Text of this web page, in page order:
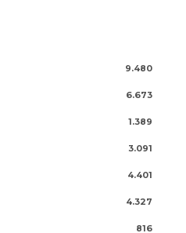
9.480
6.673
1.389
3.091
4.401
4.327
816